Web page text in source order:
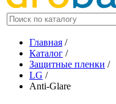
Главная /
Каталог /
Защитные пленки /
LG /
Anti-Glare